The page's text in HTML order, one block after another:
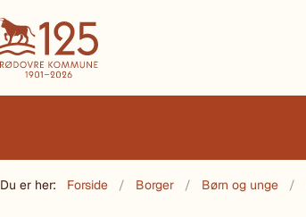
Du er her: Forside Borger Børn og unge